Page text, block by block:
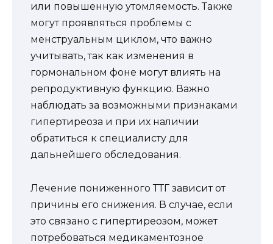
или повышенную утомляемость. Также
могут проявляться проблемы с
менструальным циклом, что важно
учитывать, так как изменения в
гормональном фоне могут влиять на
репродуктивную функцию. Важно
наблюдать за возможными признаками
гипертиреоза и при их наличии
обратиться к специалисту для
дальнейшего обследования.
Лечение пониженного ТТГ зависит от
причины его снижения. В случае, если
это связано с гипертиреозом, может
потребоваться медикаментозное